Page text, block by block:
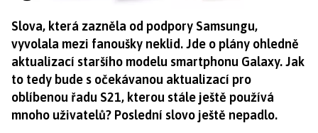
Slova, která zazněla od podpory Samsungu,
vyvolala mezi fanoušky neklid. Jde o plány ohledně
aktualizací staršího modelu smartphonu Galaxy. Jak
to tedy bude s očekávanou aktualizací pro
oblíbenou řadu S21, kterou stále ještě používá
mnoho uživatelů? Poslední slovo ještě nepadlo.